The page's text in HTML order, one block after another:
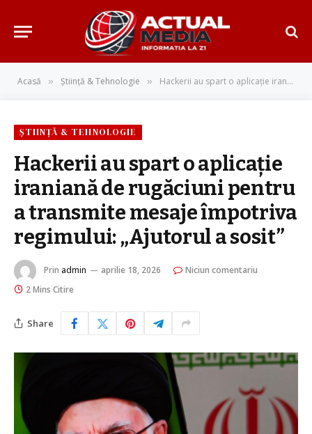
Acasă » Știință & Tehnologie » Hackerii au spart o aplicație iraniană de rugăciuni pentru a transmite mesaje împotriva regimului: „Ajutorul a sosit”
ȘTIINȚĂ & TEHNOLOGIE
Hackerii au spart o aplicație
iraniană de rugăciuni pentru
a transmite mesaje împotriva
regimului: „Ajutorul a sosit”
Prin admin aprilie 18, 2026
Niciun comentariu
2 Mins Citire
Share